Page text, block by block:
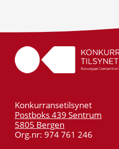
Konkurransetilsynet
Postboks 439 Sentrum
5805 Bergen
Org.nr: 974 761 246